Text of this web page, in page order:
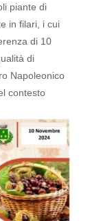
piante di
in filari, i cui
di 10
di
Napoleonico
contesto